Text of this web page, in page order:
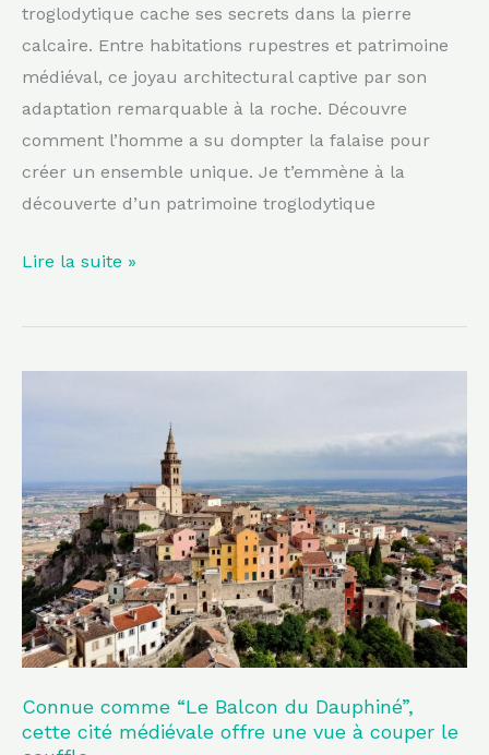
troglodytique cache ses secrets dans la pierre
calcaire. Entre habitations rupestres et patrimoine
médiéval, ce joyau architectural captive par son
adaptation remarquable à la roche. Découvre
comment l’homme a su dompter la falaise pour
créer un ensemble unique. Je t’emmène à la
découverte d’un patrimoine troglodytique
Lire la suite »
Connue comme “Le Balcon du Dauphiné”,
cette cité médiévale offre une vue à couper le
Balcon
du
Dauphiné”,
cette
cité
médiévale
offre
une
vue